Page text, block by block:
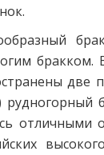
бракком.
две
рудногорный
отличными